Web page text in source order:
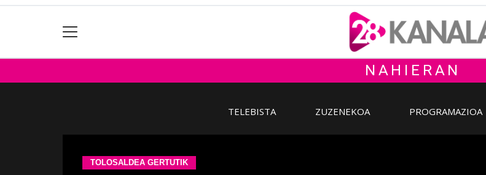
NAHIERAN
TELEBISTA ZUZENEKOA PROGRAMAZIOA
TOLOSALDEA GERTUTIK